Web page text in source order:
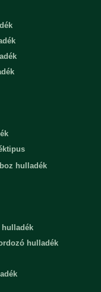
hulladék
hulladék
hulladék